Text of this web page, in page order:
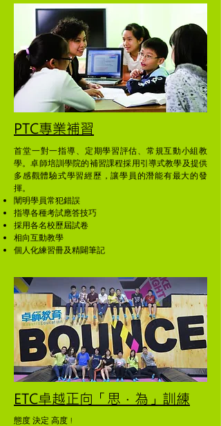
PTC專業補習
首堂​一對一指導、​定期學習評估、常規互動小組教
學。卓師培訓學院的補習課程採用引導式教學及提供
多感觀體驗式學習經歷，讓學員的潛能有最大的發
揮。
闡明學員常犯錯誤
指導各種考試應答技巧
採用各名校歷屆試卷
相向互動教學
個人化練習冊及精闢筆記
ETC卓越正向「思．為」訓練
態度 決定 高度 !​